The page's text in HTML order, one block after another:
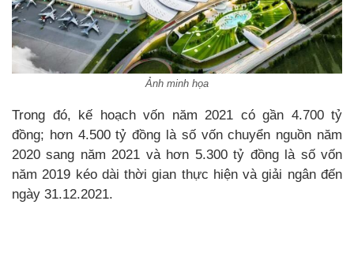
Ảnh minh họa
Trong đó, kế hoạch vốn năm 2021 có gần 4.700 tỷ
đồng; hơn 4.500 tỷ đồng là số vốn chuyển nguồn năm
2020 sang năm 2021 và hơn 5.300 tỷ đồng là số vốn
năm 2019 kéo dài thời gian thực hiện và giải ngân đến
ngày 31.12.2021.